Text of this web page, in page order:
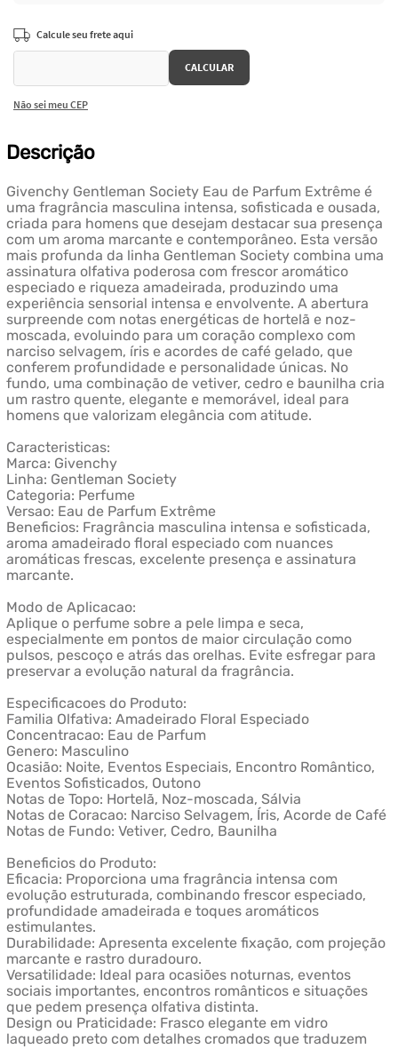
Não sei meu CEP
Descrição
Givenchy Gentleman Society Eau de Parfum Extrême é
uma fragrância masculina intensa, sofisticada e ousada,
criada para homens que desejam destacar sua presença
com um aroma marcante e contemporâneo. Esta versão
mais profunda da linha Gentleman Society combina uma
assinatura olfativa poderosa com frescor aromático
especiado e riqueza amadeirada, produzindo uma
experiência sensorial intensa e envolvente. A abertura
surpreende com notas energéticas de hortelã e noz-
moscada, evoluindo para um coração complexo com
narciso selvagem, íris e acordes de café gelado, que
conferem profundidade e personalidade únicas. No
fundo, uma combinação de vetiver, cedro e baunilha cria
um rastro quente, elegante e memorável, ideal para
homens que valorizam elegância com atitude.
Caracteristicas:
Marca: Givenchy
Linha: Gentleman Society
Categoria: Perfume
Versao: Eau de Parfum Extrême
Beneficios: Fragrância masculina intensa e sofisticada,
aroma amadeirado floral especiado com nuances
aromáticas frescas, excelente presença e assinatura
marcante.
Modo de Aplicacao:
Aplique o perfume sobre a pele limpa e seca,
especialmente em pontos de maior circulação como
pulsos, pescoço e atrás das orelhas. Evite esfregar para
preservar a evolução natural da fragrância.
Especificacoes do Produto:
Familia Olfativa: Amadeirado Floral Especiado
Concentracao: Eau de Parfum
Genero: Masculino
Ocasião: Noite, Eventos Especiais, Encontro Romântico,
Eventos Sofisticados, Outono
Notas de Topo: Hortelã, Noz-moscada, Sálvia
Notas de Coracao: Narciso Selvagem, Íris, Acorde de Café
Notas de Fundo: Vetiver, Cedro, Baunilha
Beneficios do Produto:
Eficacia: Proporciona uma fragrância intensa com
evolução estruturada, combinando frescor especiado,
profundidade amadeirada e toques aromáticos
estimulantes.
Durabilidade: Apresenta excelente fixação, com projeção
marcante e rastro duradouro.
Versatilidade: Ideal para ocasiões noturnas, eventos
sociais importantes, encontros românticos e situações
que pedem presença olfativa distinta.
Design ou Praticidade: Frasco elegante em vidro
laqueado preto com detalhes cromados que traduzem